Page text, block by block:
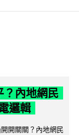
？內地網民
邏輯
開關關？內地網民